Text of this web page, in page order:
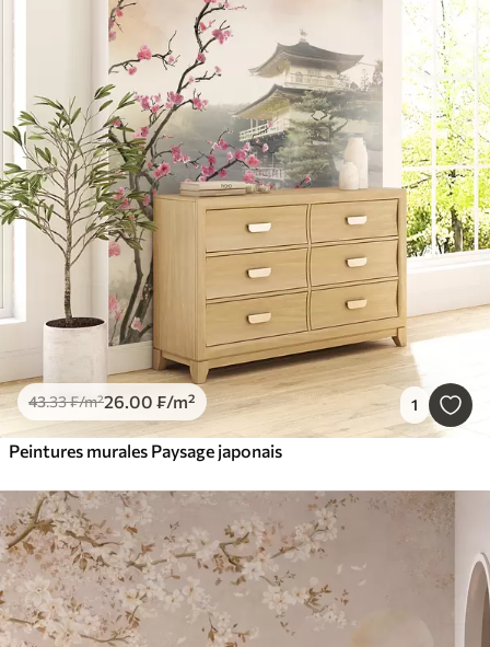
43.33₣/m²26 .00 ₣/m² 1
Peintures murales Paysage japonais